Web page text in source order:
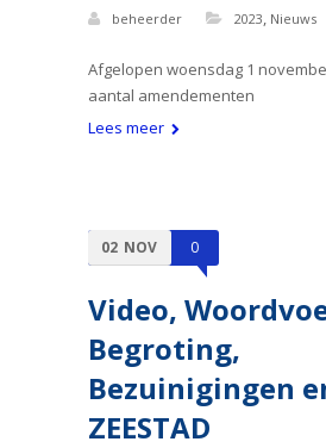
beheerder 2023, Nieuws
Afgelopen woensdag 1
aantal amendementen
Lees meer
02 NOV 0
Video,
Begroting,
Bezuinigingen
ZEESTAD